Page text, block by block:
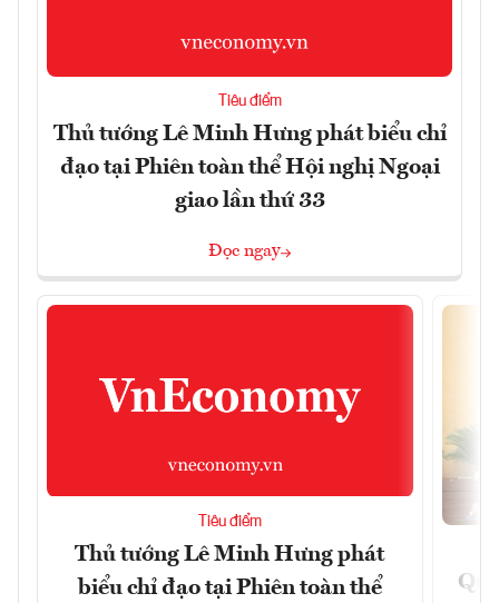
Tiêu điểm
Thủ tướng Lê Minh Hưng phát biểu chỉ
đạo tại Phiên toàn thể Hội nghị Ngoại
giao lần thứ 33
Đọc ngay
Tiêu điểm
Thủ tướng Lê Minh Hưng phát
biểu chỉ đạo tại Phiên toàn thể